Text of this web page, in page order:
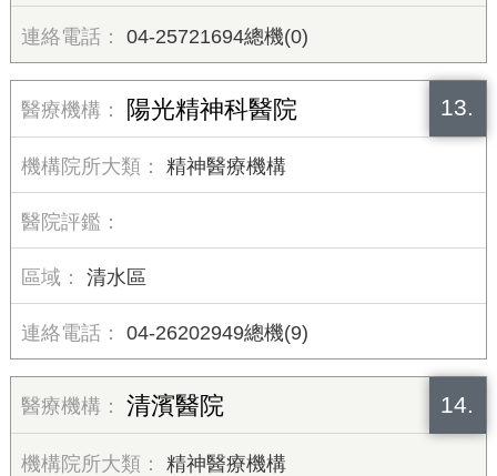
04-25721694總機(0)
13.
陽光精神科醫院
精神醫療機構
清水區
04-26202949總機(9)
14.
清濱醫院
精神醫療機構